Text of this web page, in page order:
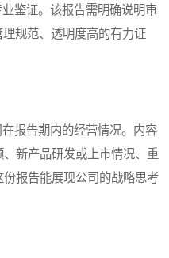
鉴证。该报告需明确说明审
规范、透明度高的有力证
报告期内的经营情况。内容
新产品研发或上市情况、重
报告能展现公司的战略思考